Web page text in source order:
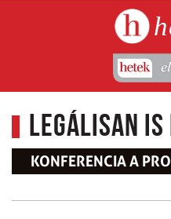
Legálisan
KONFERENCIA A